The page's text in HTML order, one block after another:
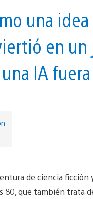
una
en un
IA
de ciencia
80, que también trata